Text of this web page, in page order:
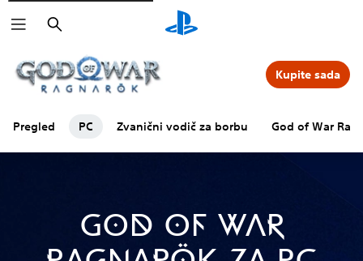
Pretraga
Pregled PC Zvanični vodič za borbu God of War
Kupite sada
GOD OF WAR